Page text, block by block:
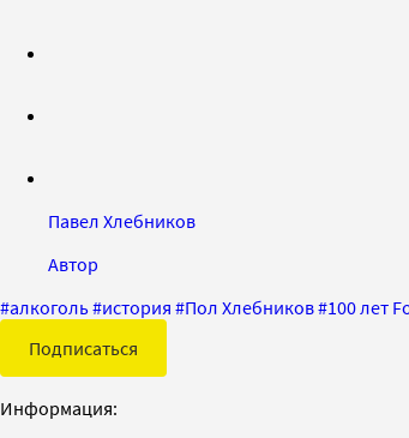
Павел Хлебников
Автор
#алкоголь#история #Пол Хлебников#100 лет
Подписаться
Информация: